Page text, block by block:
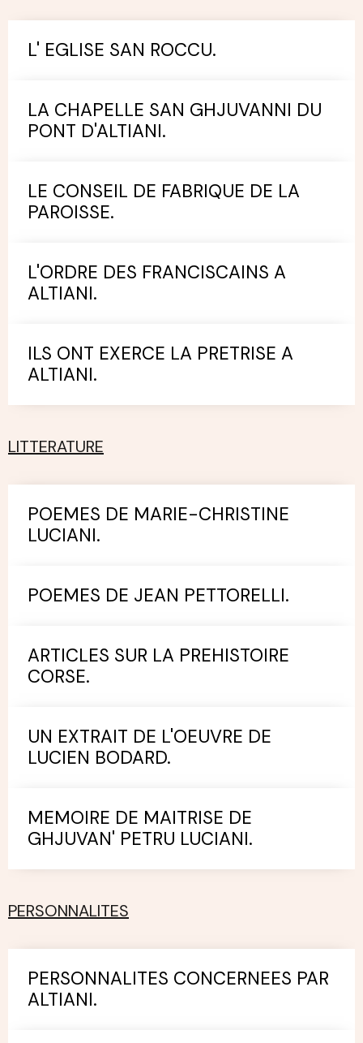
L' EGLISE SAN ROCCU.
LA CHAPELLE SAN GHJUVANNI DU
PONT D'ALTIANI.
LE CONSEIL DE FABRIQUE DE LA
PAROISSE.
L'ORDRE DES FRANCISCAINS A
ALTIANI.
ILS ONT EXERCE LA PRETRISE A
ALTIANI.
LITTERATURE
POEMES DE MARIE-CHRISTINE
LUCIANI.
POEMES DE JEAN PETTORELLI.
ARTICLES SUR LA PREHISTOIRE
CORSE.
UN EXTRAIT DE L'OEUVRE DE
LUCIEN BODARD.
MEMOIRE DE MAITRISE DE
GHJUVAN' PETRU LUCIANI.
PERSONNALITES
PERSONNALITES CONCERNEES PAR
ALTIANI.